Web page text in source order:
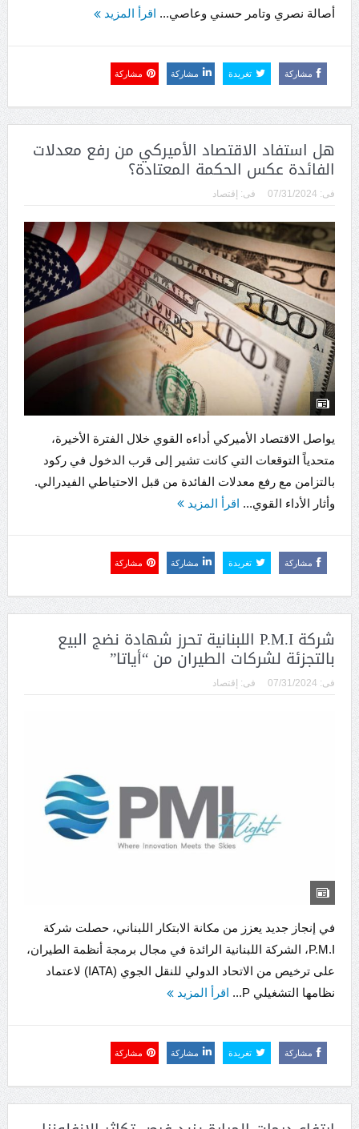
أصالة نصري وتامر حسني وعاصي... اقرأ المزيد
مشاركة تغريدة مشاركة مشاركة
هل استفاد الاقتصاد الأميركي من رفع معدلات
الفائدة عكس الحكمة المعتادة؟
فى: 07/31/2024 فى: إقتصاد
يواصل الاقتصاد الأميركي أداءه القوي خلال الفترة الأخيرة،
متحدياً التوقعات التي كانت تشير إلى قرب الدخول في ركود
بالتزامن مع رفع معدلات الفائدة من قبل الاحتياطي الفيدرالي.
وأثار الأداء القوي... اقرأ المزيد
مشاركة تغريدة مشاركة مشاركة
شركة P.M.I اللبنانية تحرز شهادة نضج البيع
بالتجزئة لشركات الطيران من “أياتا”
فى: 07/31/2024 فى: إقتصاد
في إنجاز جديد يعزز من مكانة الابتكار اللبناني، حصلت شركة
P.M.I، الشركة اللبنانية الرائدة في مجال برمجة أنظمة الطيران،
على ترخيص من الاتحاد الدولي للنقل الجوي (IATA) لاعتماد
نظامها التشغيلي P...
اقرأ المزيد
مشاركة تغريدة مشاركة مشاركة